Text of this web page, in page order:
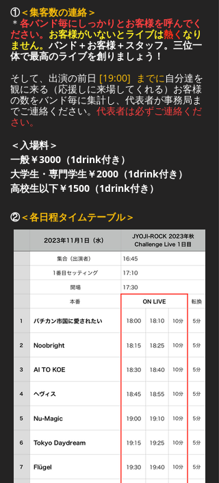
①＜集客数の連絡＞
＊ 各バンド毎にしっかりとお客様を呼んでく
ださい。 お客様がいないとライブは熱く なり
ません。 バンド＋お客様＋スタッフ。三位一
体で最高のライブを創りましょう！
そして、出演の前日 [19:00] までに自分達を
観に来る（応援しに来場してくれる）お客様
の数をバンド毎に集計し、代表者が事務局ま
でご連絡ください。 代表者は必ずご連絡くだ
さい。
＜入場料＞
一般￥3000（1drink付き）
大学生・専門学生￥2000 （1drink付き）
高校生以下￥1500 （1drink付き）
②＜各日程タイムテーブル＞